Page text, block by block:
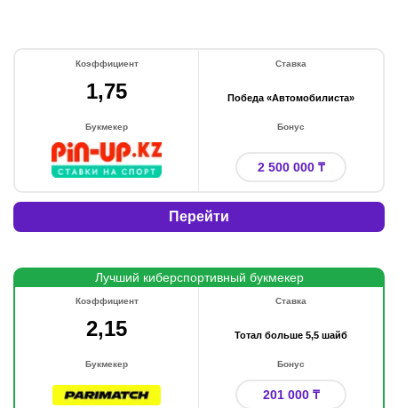
Коэффициент
1,75
Ставка
Победа «Автомобилиста»
Букмекер Бонус
2 500 000 ₸
Перейти
Лучший киберспортивный букмекер
Коэффициент
2,15
Ставка
Тотал больше 5,5 шайб
Букмекер Бонус
201 000 ₸